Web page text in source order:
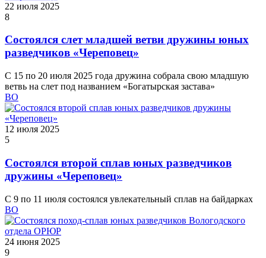
22 июля 2025
8
Состоялся слет младшей ветви дружины юных
разведчиков «Череповец»
С 15 по 20 июля 2025 года дружина собрала свою младшую
ветвь на слет под названием «Богатырская застава»
ВО
12 июля 2025
5
Состоялся второй сплав юных разведчиков
дружины «Череповец»
С 9 по 11 июля состоялся увлекательный сплав на байдарках
ВО
24 июня 2025
9